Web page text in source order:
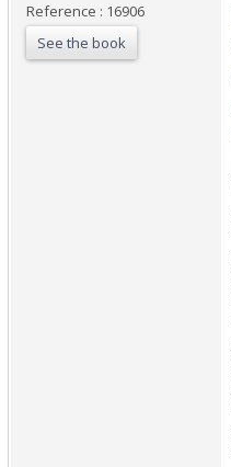
Reference : 16906
See the book